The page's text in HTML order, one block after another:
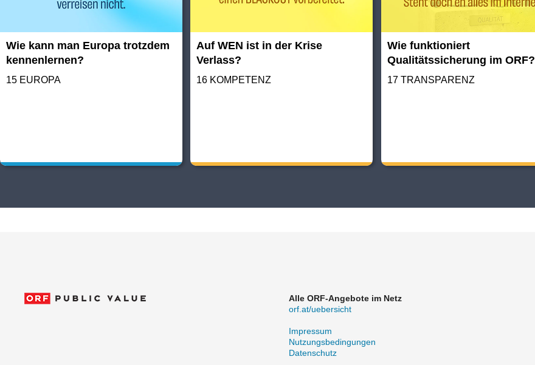
Wie kann man Europa trotzdem
kennenlernen?
15 EUROPA
Auf WEN ist in der Krise
Verlass?
16 KOMPETENZ
Wie funktioniert
Qualitätssicherung im ORF?
17 TRANSPARENZ
Alle ORF-Angebote im Netz
orf.at/uebersicht
Impressum
Nutzungsbedingungen
Datenschutz